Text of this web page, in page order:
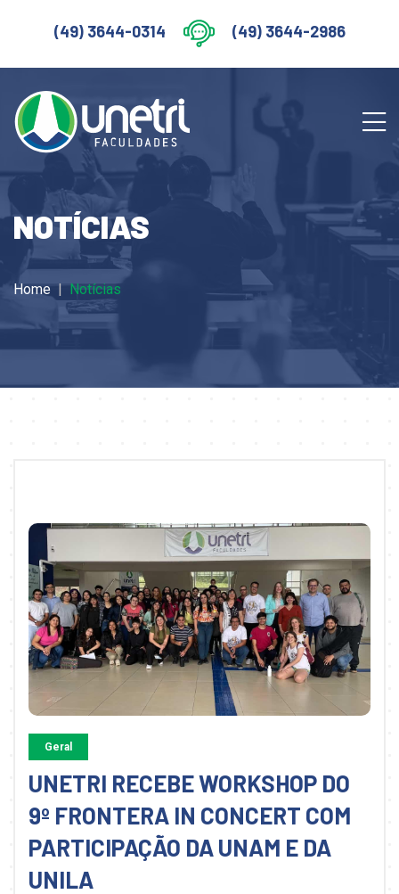
(49) 3644-0314 (49) 3644-2986
NOTÍCIAS
Home Notícias
Geral
UNETRI RECEBE WORKSHOP DO
9º FRONTERA IN CONCERT COM
PARTICIPAÇÃO DA UNAM E DA
UNILA